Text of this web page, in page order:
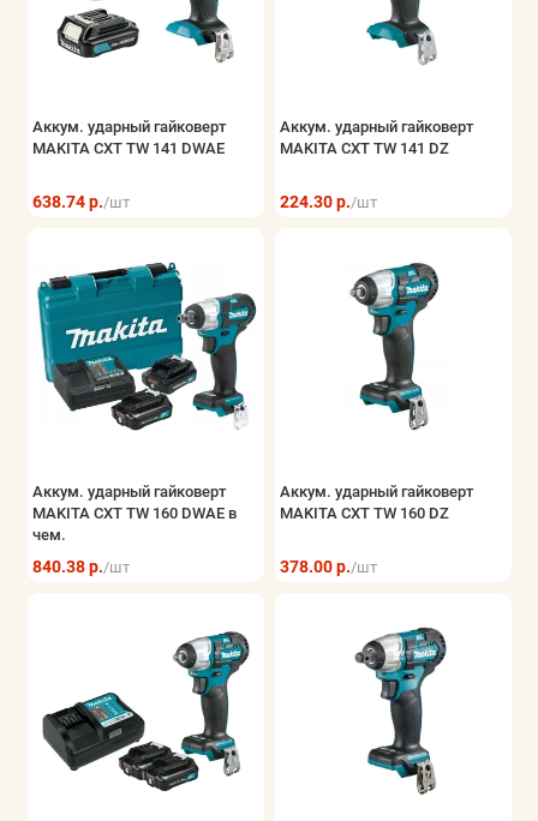
Аккум. ударный гайковерт
MAKITA CXT TW 141 DWAE
638.74 р./шт
Аккум. ударный гайковерт
MAKITA CXT TW 141 DZ
224.30 р./шт
Аккум. ударный гайковерт
MAKITA CXT TW 160 DWAE в
чем.
840.38 р./шт
Аккум. ударный гайковерт
MAKITA CXT TW 160 DZ
378.00 р./шт